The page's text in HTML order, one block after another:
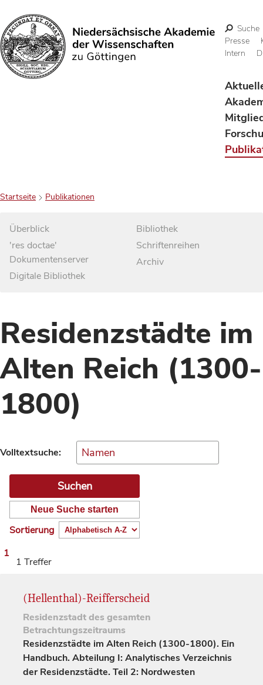
Suchen
Suche
Presse
Intern
Startseite Publikationen
Überblick
'res doctae'
Dokumentenserver
Digitale Bibliothek
Bibliothek
Schriftenreihen
Archiv
Residenzstädte im
Alten Reich (1300-
1800)
Volltextsuche:
Neue Suche starten
Sortierung
1
1 Treffer
(Hellenthal)-Reifferscheid
Residenzstadtdes gesamten
Betrachtungszeitraums
Residenzstädte im Alten Reich (1300-1800). Ein
Handbuch. Abteilung I: Analytisches Verzeichnis
der Residenzstädte. Teil 2: Nordwesten